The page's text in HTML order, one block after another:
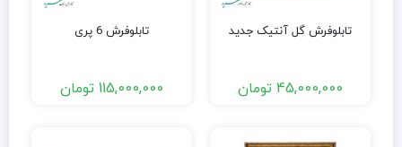
تابلوفرش گل آنتیک جدید
45,000,000 تومان
تابلوفرش 6 پری
115,000,000 تومان